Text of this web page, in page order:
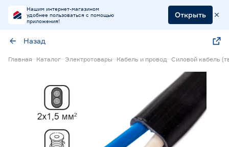
Нашим интернет-магазином
удобнее пользоваться с помощью
приложения!
Открыть
Назад
Главная Каталог Электротовары Кабель и провод Силовой кабель